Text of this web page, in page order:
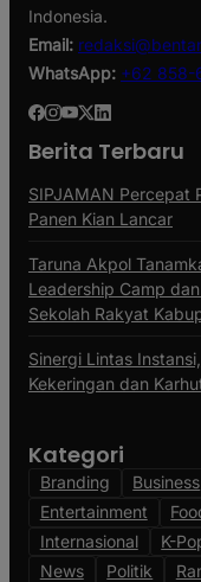
Indonesia.
Email:
WhatsApp: +62 858-
Berita Terbaru
SIPJAMAN Percepat
Panen Kian Lancar
Taruna Akpol
Leadership Camp
Sekolah Rakyat
Sinergi Lintas
Kekeringan dan
Kategori
Branding Business
Entertainment
Internasional
K-
News
Politik